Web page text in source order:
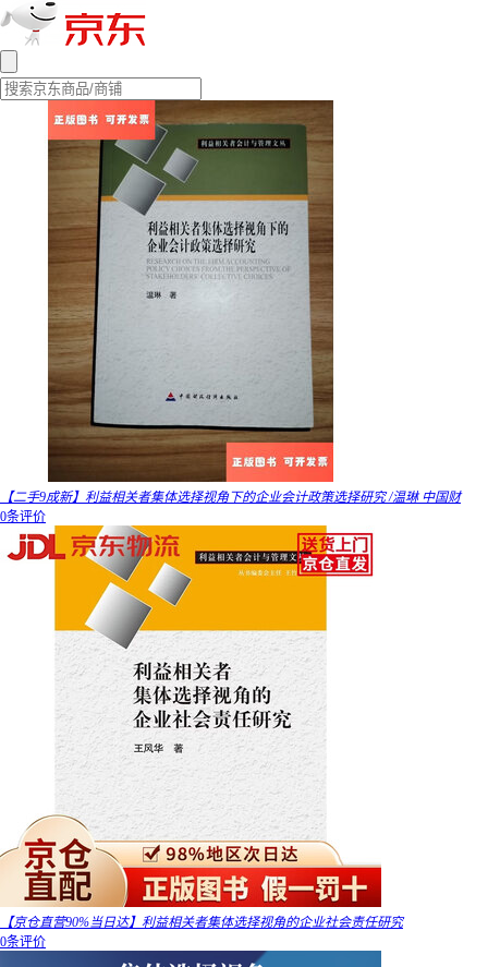
【二手9成新】利益相关者集体选择视角下的企业会计政策选择研究 /温琳 中国财
0条评价
【京仓直营90%当日达】利益相关者集体选择视角的企业社会责任研究
0条评价